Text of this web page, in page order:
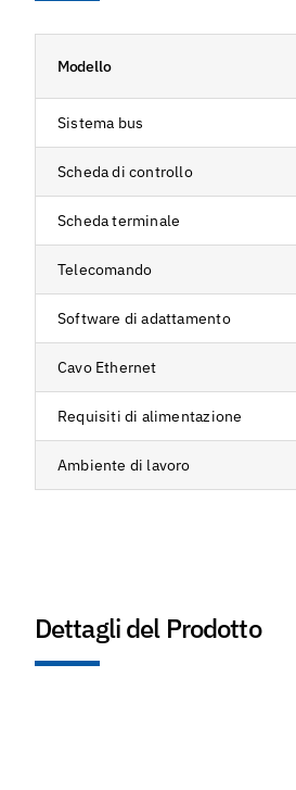
Modello
Sistema bus
Scheda di controllo
Scheda terminale
Telecomando
Software di adattamento
Cavo Ethernet
Requisiti di alimentazione
Ambiente di lavoro
Dettagli del Prodotto